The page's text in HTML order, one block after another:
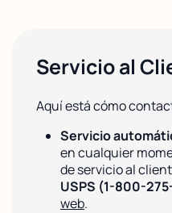
Servicio al
Aquí está cómo
Servicio
en cualquier
de servicio al
USPS (1-800-
web.